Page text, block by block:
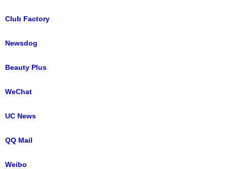
Club Factory
Newsdog
Beauty Plus
WeChat
UC News
QQ Mail
Weibo